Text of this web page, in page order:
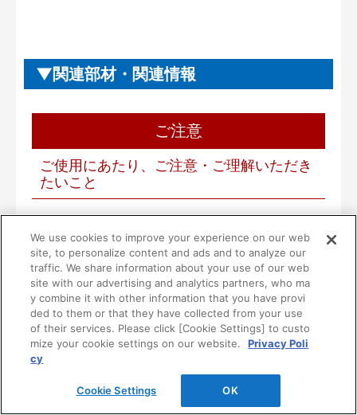
関連部材・関連情報
ご注意
ご使用にあたり、ご注意・ご理解いただき
たいこと
病院等の不特定多数の方が使用される場所には使
用しないでください。
■一般家庭用品を収納する製品です。ただし、次の
ような危険な物は収納しないでください。
１）油やシンナーなどの可燃物や薬品
２）耐荷重以下のものであっても、鉄アレイ等の
■扉に強い衝撃を与えないでください。衝撃で壊れ
We use cookies to improve your experience on our web
site, to personalize content and ads and to analyze our
traffic. We share information about your use of our web
site with our advertising and analytics partners, who ma
y combine it with other information that you have provi
ded to them or that they have collected from your use
of their services. Please click [Cookie Settings] to custo
mize your cookie settings on our website.
Privacy Poli
cy
Cookie Settings OK